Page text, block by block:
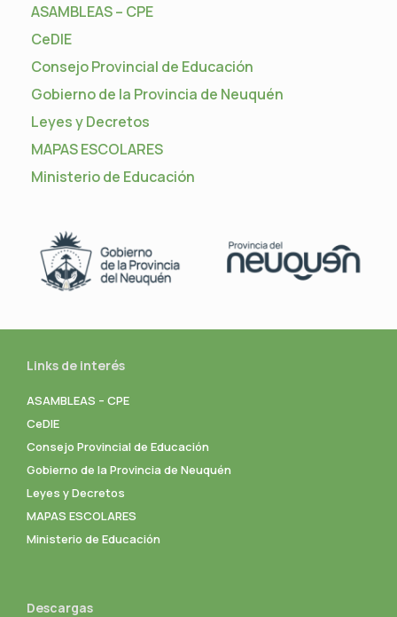
ASAMBLEAS – CPE
CeDIE
Consejo Provincial de Educación
Gobierno de la Provincia de Neuquén
Leyes y Decretos
MAPAS ESCOLARES
Ministerio de Educación
Links de interés
ASAMBLEAS – CPE
CeDIE
Consejo Provincial de Educación
Gobierno de la Provincia de Neuquén
Leyes y Decretos
MAPAS ESCOLARES
Ministerio de Educación
Descargas